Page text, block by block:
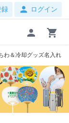
録 person ログイン
person shopping_cart
わ＆冷却グッズ名入れ